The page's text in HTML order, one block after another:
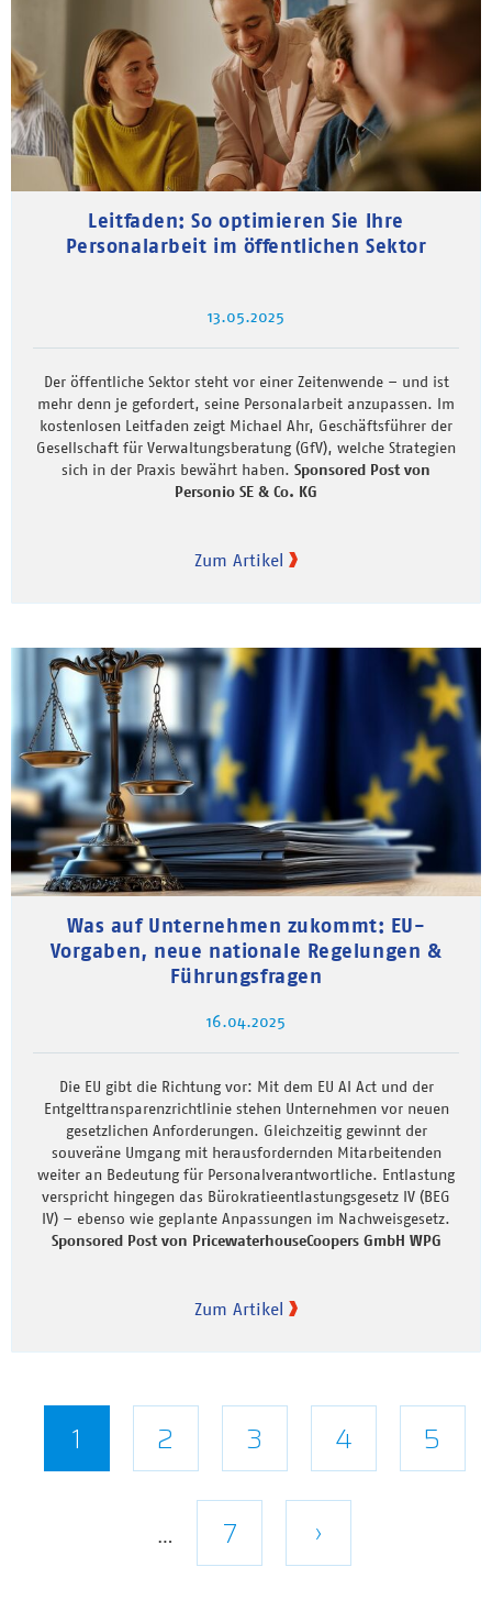
Leitfaden: So optimieren Sie Ihre
Personalarbeit im öffentlichen Sektor
13.05.2025
Der öffentliche Sektor steht vor einer Zeitenwende – und ist
mehr denn je gefordert, seine Personalarbeit anzupassen. Im
kostenlosen Leitfaden zeigt Michael Ahr, Geschäftsführer der
Gesellschaft für Verwaltungsberatung (GfV), welche Strategien
sich in der Praxis bewährt haben. Sponsored Post von
Personio SE & Co. KG
Zum Artikel
Was auf Unternehmen zukommt: EU-
Vorgaben, neue nationale Regelungen &
Führungsfragen
16.04.2025
Die EU gibt die Richtung vor: Mit dem EU AI Act und der
Entgelttransparenzrichtlinie stehen Unternehmen vor neuen
gesetzlichen Anforderungen. Gleichzeitig gewinnt der
souveräne Umgang mit herausfordernden Mitarbeitenden
weiter an Bedeutung für Personalverantwortliche. Entlastung
verspricht hingegen das Bürokratieentlastungsgesetz IV (BEG
IV) – ebenso wie geplante Anpassungen im Nachweisgesetz.
Sponsored Post von PricewaterhouseCoopers GmbH WPG
Zum Artikel
Seitennummerierung
Aktuelle
1 Seite
2 Seite
3 Seite
4 Seite
5
…
Letzte
7
Nächste
›